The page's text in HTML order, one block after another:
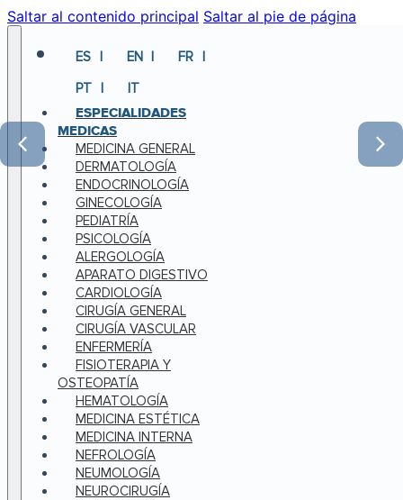
Saltar al contenido principal Saltar al pie de página
ES EN
FR
PT
IT
ESPECIALIDADES
MEDICAS
MEDICINA GENERAL
DERMATOLOGÍA
ENDOCRINOLOGÍA
GINECOLOGÍA
PEDIATRÍA
PSICOLOGÍA
ALERGOLOGÍA
APARATO DIGESTIVO
CARDIOLOGÍA
CIRUGÍA GENERAL
CIRUGÍA VASCULAR
ENFERMERÍA
FISIOTERAPIA Y
OSTEOPATÍA
HEMATOLOGÍA
MEDICINA ESTÉTICA
MEDICINA INTERNA
NEFROLOGÍA
NEUMOLOGÍA
NEUROCIRUGÍA